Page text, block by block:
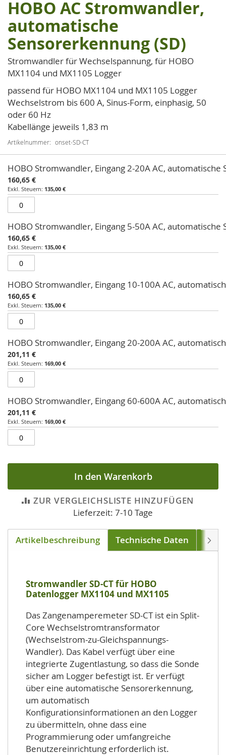
Zum
Anfang
der
Bildgalerie
springen
HOBO AC Stromwandler,
automatische
Sensorerkennung (SD)
Stromwandler für Wechselspannung, für HOBO
MX1104 und MX1105 Logger
passend für HOBO MX1104 und MX1105 Logger
Wechselstrom bis 600 A, Sinus-Form, einphasig, 50
oder 60 Hz
Kabellänge jeweils 1,83 m
Artikelnummer onset-SD-CT
für
gruppiertes
Produkt
HOBO Stromwandler, Eingang 2-20A AC, automatische
160,65 €
135,00 €
HOBO Stromwandler, Eingang 5-50A AC, automatische
160,65 €
135,00 €
HOBO Stromwandler, Eingang 10-100A AC,
160,65 €
135,00 €
HOBO Stromwandler, Eingang 20-200A AC,
201,11 €
169,00 €
HOBO Stromwandler, Eingang 60-600A AC,
201,11 €
169,00 €
In den Warenkorb
ZUR VERGLEICHSLISTE HINZUFÜGEN
Lieferzeit: 7-10 Tage
Artikelbeschreibung Technische Daten
Stromwandler SD-CT für HOBO
Datenlogger MX1104 und MX1105
Das Zangenamperemeter SD-CT ist ein Split-
Core Wechselstromtransformator
(Wechselstrom-zu-Gleichspannungs-
Wandler). Das Kabel verfügt über eine
integrierte Zugentlastung, so dass die Sonde
sicher am Logger befestigt ist. Er verfügt
über eine automatische Sensorerkennung,
um automatisch
Konfigurationsinformationen an den Logger
zu übermitteln, ohne dass eine
Programmierung oder umfangreiche
Benutzereinrichtung erforderlich ist.